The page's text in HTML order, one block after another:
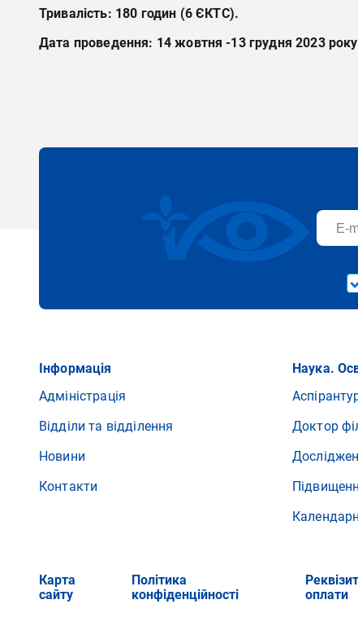
Тривалість: 180 годин (6 ЄКТС).
Дата проведення: 14 жовтня -13 грудня 2023
Інформація
Адміністрація
Відділи та відділення
Новини
Контакти
Наука.
Доктор
Карта
сайту
Політика
конфіденційності
оплати